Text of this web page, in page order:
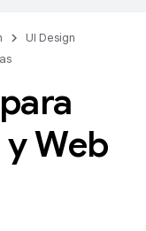
UI Design
y Web